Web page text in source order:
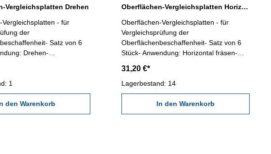
Vergleichsplatten Drehen
Vergleichsplatten - für
der
Satz von 6
Drehen-
/ 0,4 - Vergleichbereiche in
/ 125 / 63 / 32 / 16
1
den Warenkorb
Oberflächen-Vergleichsplatten Horizontal fräsen
Oberflächen-Vergleichsplatten - für
Vergleichsprüfung der
Oberflächenbeschaffenheit- Satz von 6
Stück- Anwendung: Horizontal fräsen-
3,2 / 1,6 / 0,8 / 0,4 - Vergleichbereiche in
µ AA: 500 / 250 / 125 / 63 / 32 / 16
31,20 €*
Lagerbestand: 14
In den Warenkorb